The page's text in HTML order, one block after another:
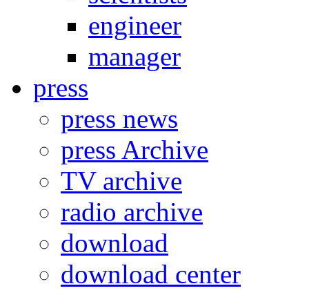
engineer
manager
press
press news
press Archive
TV archive
radio archive
download
download center